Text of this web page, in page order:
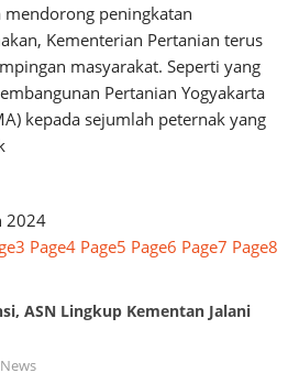
mendorong peningkatan
Kementerian Pertanian terus
masyarakat. Seperti yang
Pertanian Yogyakarta
kepada sejumlah peternak yang
2024
3 Page4 Page5 Page6 Page7 Page8
ASN Lingkup Kementan Jalani
News